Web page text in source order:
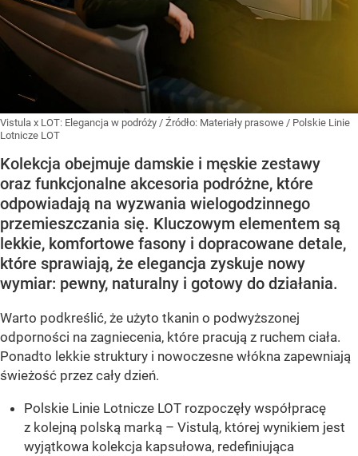
Vistula x LOT: Elegancja w podróży / Źródło: Materiały prasowe / Polskie Linie
Lotnicze LOT
Kolekcja obejmuje damskie i męskie zestawy
oraz funkcjonalne akcesoria podróżne, które
odpowiadają na wyzwania wielogodzinnego
przemieszczania się. Kluczowym elementem są
lekkie, komfortowe fasony i dopracowane detale,
które sprawiają, że elegancja zyskuje nowy
wymiar: pewny, naturalny i gotowy do działania.
Warto podkreślić, że użyto tkanin o podwyższonej
odporności na zagniecenia, które pracują z ruchem ciała.
Ponadto lekkie struktury i nowoczesne włókna zapewniają
świeżość przez cały dzień.
Polskie Linie Lotnicze LOT rozpoczęły współpracę
z kolejną polską marką – Vistulą, której wynikiem jest
wyjątkowa kolekcja kapsułowa, redefiniująca